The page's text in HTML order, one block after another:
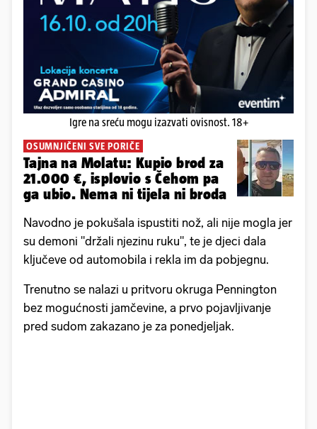
Igre na sreću mogu izazvati ovisnost. 18+
OSUMNJIČENI SVE PORIČE
Tajna na Molatu: Kupio brod za
21.000 €, isplovio s Čehom pa
ga ubio. Nema ni tijela ni broda
Navodno je pokušala ispustiti nož, ali nije mogla jer
su demoni "držali njezinu ruku", te je djeci dala
ključeve od automobila i rekla im da pobjegnu.
Trenutno se nalazi u pritvoru okruga Pennington
bez mogućnosti jamčevine, a prvo pojavljivanje
pred sudom zakazano je za ponedjeljak.